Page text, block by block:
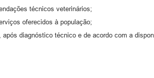
técnicos veterinários;
oferecidos à população;
diagnóstico técnico e de acordo com a